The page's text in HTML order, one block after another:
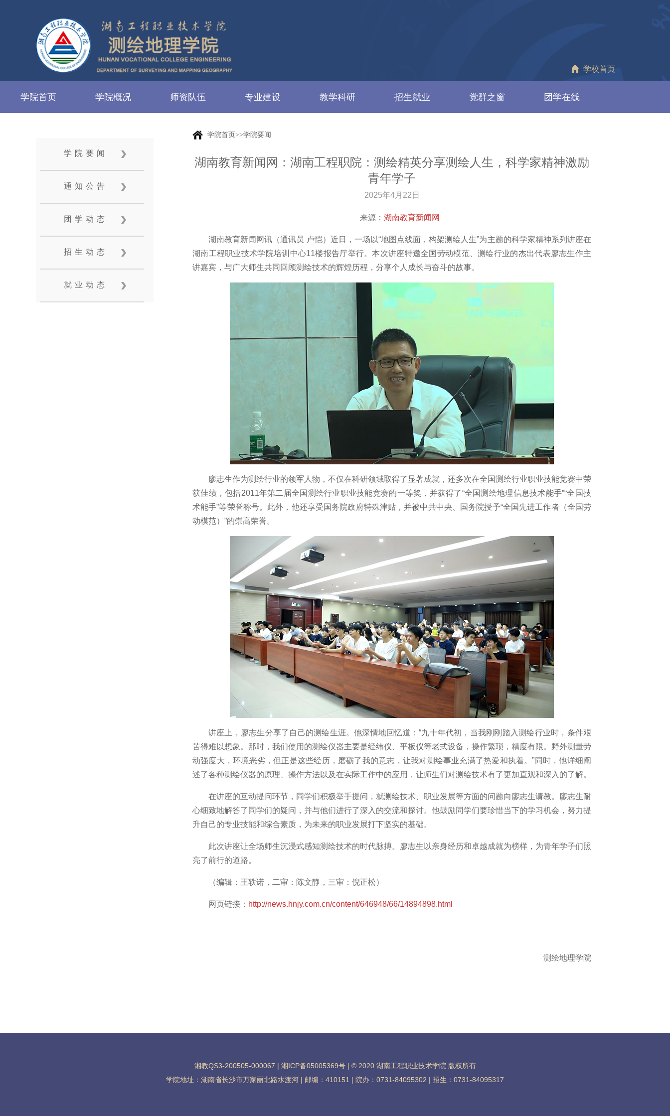
学校首页
学院首页 学院概况 师资队伍 专业建设 教学科研 招生就业 党群之窗 团学在线
学院要闻
通知公告
团学动态
招生动态
就业动态
学院首页>>学院要闻
湖南教育新闻网：湖南工程职院：测绘精英分享测绘人生，科学家精神激励
青年学子
2025年4月22日
来源： 湖南教育新闻网
湖南教育新闻网讯（通讯员 卢恺）近日，一场以“地图点线面，构架测绘人生”为主题的科学家精神系列讲座在
湖南工程职业技术学院培训中心11楼报告厅举行。本次讲座特邀全国劳动模范、测绘行业的杰出代表廖志生作主
讲嘉宾，与广大师生共同回顾测绘技术的辉煌历程，分享个人成长与奋斗的故事。
廖志生作为测绘行业的领军人物，不仅在科研领域取得了显著成就，还多次在全国测绘行业职业技能竞赛中荣
获佳绩，包括2011年第二届全国测绘行业职业技能竞赛的一等奖，并获得了“全国测绘地理信息技术能手”“全国技
术能手”等荣誉称号。此外，他还享受国务院政府特殊津贴，并被中共中央、国务院授予“全国先进工作者（全国劳
动模范）”的崇高荣誉。
讲座上，廖志生分享了自己的测绘生涯。他深情地回忆道：“九十年代初，当我刚刚踏入测绘行业时，条件艰
苦得难以想象。那时，我们使用的测绘仪器主要是经纬仪、平板仪等老式设备，操作繁琐，精度有限。野外测量劳
动强度大，环境恶劣，但正是这些经历，磨砺了我的意志，让我对测绘事业充满了热爱和执着。”同时，他详细阐
述了各种测绘仪器的原理、操作方法以及在实际工作中的应用，让师生们对测绘技术有了更加直观和深入的了解。
在讲座的互动提问环节，同学们积极举手提问，就测绘技术、职业发展等方面的问题向廖志生请教。廖志生耐
心细致地解答了同学们的疑问，并与他们进行了深入的交流和探讨。他鼓励同学们要珍惜当下的学习机会，努力提
升自己的专业技能和综合素质，为未来的职业发展打下坚实的基础。
此次讲座让全场师生沉浸式感知测绘技术的时代脉搏。廖志生以亲身经历和卓越成就为榜样，为青年学子们照
亮了前行的道路。
（编辑：王轶诺，二审：陈文静，三审：倪正松）
网页链接： http://news.hnjy.com.cn/content/646948/66/14894898.html
测绘地理学院
湘教QS3-200505-000067 | 湘ICP备05005369号 | © 2020 湖南工程职业技术学院 版权所有
学院地址：湖南省长沙市万家丽北路水渡河 | 邮编：410151 | 院办：0731-84095302 | 招生：0731-84095317